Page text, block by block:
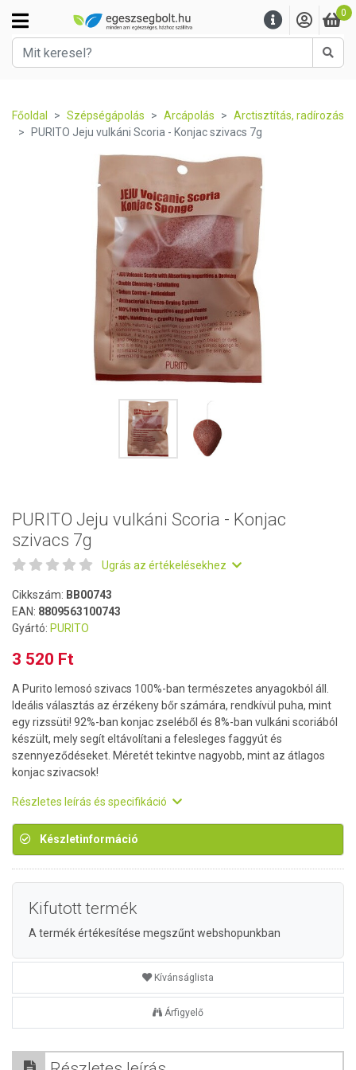
0
Főoldal Szépségápolás Arcápolás
Arctisztítás, radírozás
PURITO Jeju vulkáni Scoria - Konjac szivacs 7g
PURITO Jeju vulkáni Scoria - Konjac
szivacs 7g
Ugrás az értékelésekhez
Cikkszám: BB00743
EAN: 8809563100743
Gyártó: PURITO
3 520 Ft
A Purito lemosó szivacs 100%-ban természetes anyagokból áll.
Ideális választás az érzékeny bőr számára, rendkívül puha, mint
egy rizssüti! 92%-ban konjac zseléből és 8%-ban vulkáni scoriából
készült, mely segít eltávolítani a felesleges faggyút és
szennyeződéseket. Méretét tekintve nagyobb, mint az átlagos
konjac szivacsok!
Részletes leírás és specifikáció
Készletinformáció
Kifutott termék
A termék értékesítése megszűnt webshopunkban
Kívánságlista
Árfigyelő